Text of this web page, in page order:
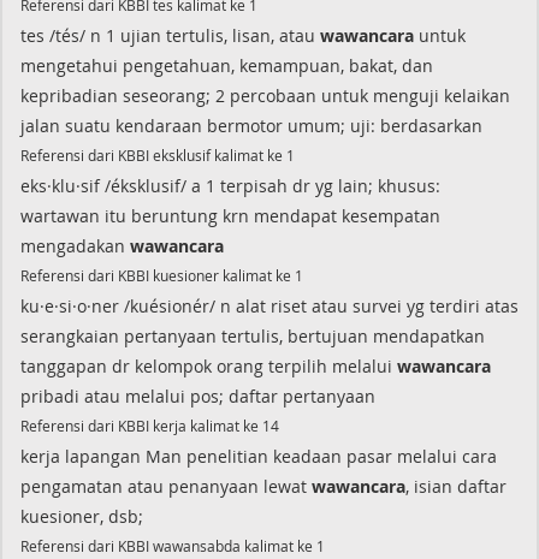
Referensi dari KBBI tes kalimat ke 1
tes /tés/ n 1 ujian tertulis, lisan, atau wawancara untuk
mengetahui pengetahuan, kemampuan, bakat, dan
kepribadian seseorang; 2 percobaan untuk menguji kelaikan
jalan suatu kendaraan bermotor umum; uji: berdasarkan
Referensi dari KBBI eksklusif kalimat ke 1
eks·klu·sif /éksklusif/ a 1 terpisah dr yg lain; khusus:
wartawan itu beruntung krn mendapat kesempatan
mengadakan wawancara
Referensi dari KBBI kuesioner kalimat ke 1
ku·e·si·o·ner /kuésionér/ n alat riset atau survei yg terdiri atas
serangkaian pertanyaan tertulis, bertujuan mendapatkan
tanggapan dr kelompok orang terpilih melalui wawancara
pribadi atau melalui pos; daftar pertanyaan
Referensi dari KBBI kerja kalimat ke 14
kerja lapangan Man penelitian keadaan pasar melalui cara
pengamatan atau penanyaan lewat wawancara, isian daftar
kuesioner, dsb;
Referensi dari KBBI wawansabda kalimat ke 1